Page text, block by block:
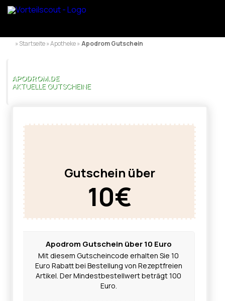
» Startseite » Apotheke »Apodrom Gutschein
APODROM.DE
AKTUELLE GUTSCHEINE
Gutschein über
10€
Apodrom Gutschein über 10 Euro
Mit diesem Gutscheincode erhalten Sie 10
Euro Rabatt bei Bestellung von Rezeptfreien
Artikel. Der Mindestbestellwert beträgt 100
Euro.